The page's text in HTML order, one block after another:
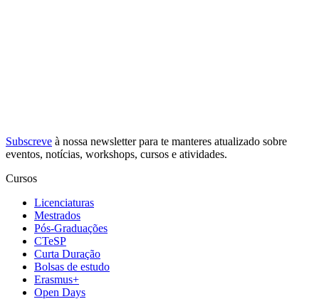
Subscreve à nossa newsletterpara te manteres atualizado sobre
eventos, notícias, workshops, cursos e atividades.
Cursos
Licenciaturas
Mestrados
Pós-Graduações
CTeSP
Curta Duração
Bolsas de estudo
Erasmus+
Open Days